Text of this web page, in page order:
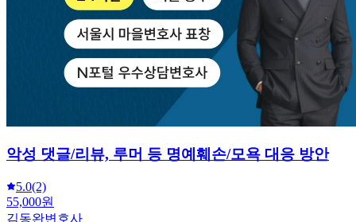
악성 댓글/리뷰, 루머 등 명예훼손/모욕 대응 방안
5.0(2)
55,000원
김동완변호사